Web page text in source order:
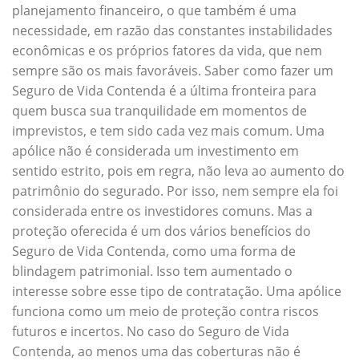
planejamento financeiro, o que também é uma
necessidade, em razão das constantes instabilidades
econômicas e os próprios fatores da vida, que nem
sempre são os mais favoráveis. Saber como fazer um
Seguro de Vida Contenda é a última fronteira para
quem busca sua tranquilidade em momentos de
imprevistos, e tem sido cada vez mais comum. Uma
apólice não é considerada um investimento em
sentido estrito, pois em regra, não leva ao aumento do
patrimônio do segurado. Por isso, nem sempre ela foi
considerada entre os investidores comuns. Mas a
proteção oferecida é um dos vários benefícios do
Seguro de Vida Contenda, como uma forma de
blindagem patrimonial. Isso tem aumentado o
interesse sobre esse tipo de contratação. Uma apólice
funciona como um meio de proteção contra riscos
futuros e incertos. No caso do Seguro de Vida
Contenda, ao menos uma das coberturas não é